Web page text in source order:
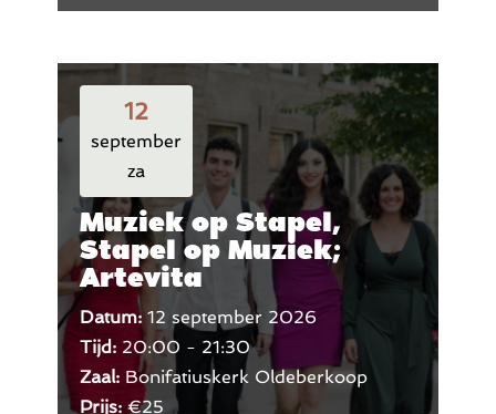
12
september
za
Muziek op Stapel,
Stapel op Muziek;
Artevita
Datum: 12 september 2026
Tijd: 20:00 - 21:30
Zaal: Bonifatiuskerk Oldeberkoop
Prijs: €25